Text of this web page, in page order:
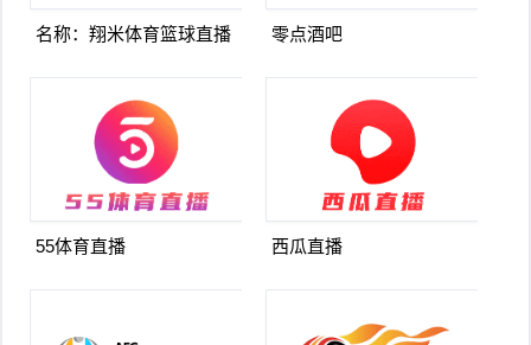
名称：翔米体育篮球直播 零点酒吧
55体育直播 西瓜直播